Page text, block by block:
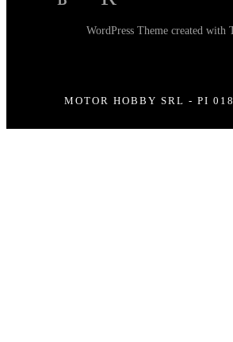
WordPress Themecreated with
MOTOR HOBBY SRL - PI